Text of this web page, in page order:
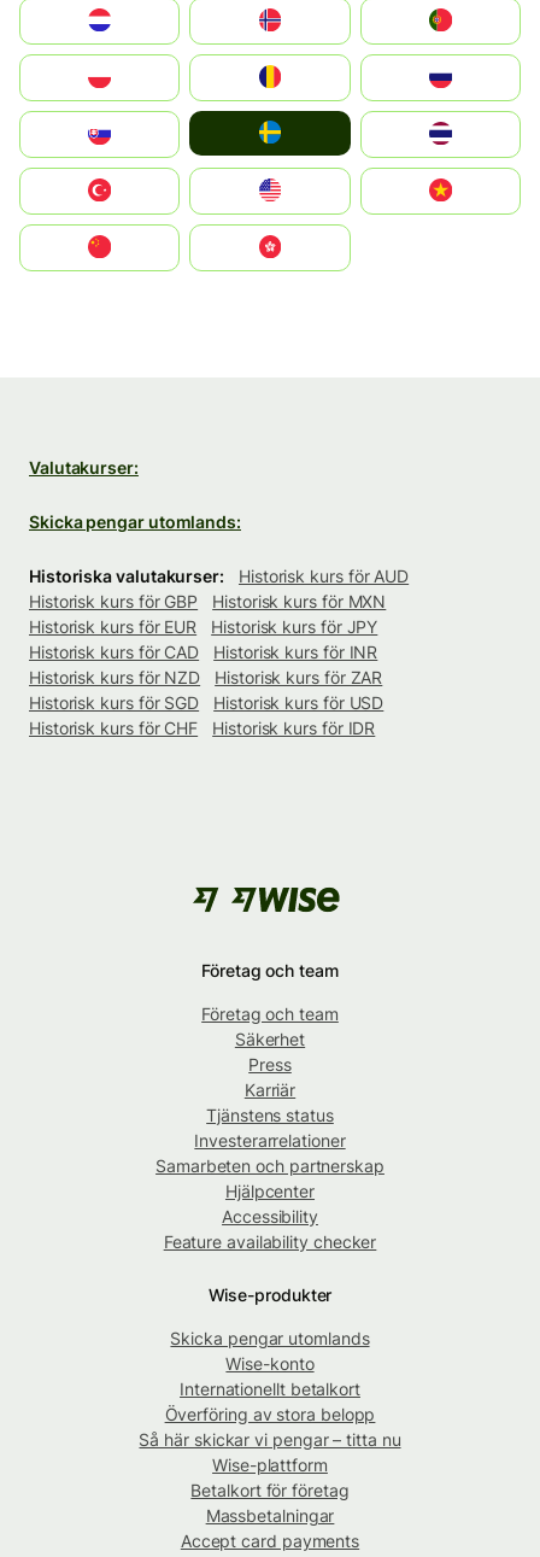
United States
中國香港特別行政區
Valutakurser:
Skicka pengar utomlands:
Historiska valutakurser:
Historisk kurs för AUD
Historisk kurs för GBP
Historisk kurs för MXN
Historisk kurs för EUR
Historisk kurs för JPY
Historisk kurs för CAD
Historisk kurs för INR
Historisk kurs för NZD
Historisk kurs för ZAR
Historisk kurs för SGD
Historisk kurs för USD
Historisk kurs för CHF
Historisk kurs för IDR
Företag och team
Företag och team
Säkerhet
Press
Karriär
Tjänstens status
Investerarrelationer
Samarbeten och partnerskap
Hjälpcenter
Accessibility
Feature availability checker
Wise-produkter
Skicka pengar utomlands
Wise-konto
Internationellt betalkort
Överföring av stora belopp
Så här skickar vi pengar – titta nu
Wise-plattform
Betalkort för företag
Massbetalningar
Accept card payments